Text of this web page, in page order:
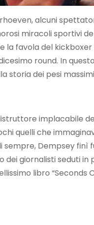
alcuni
miracoli sportivi
la favola del
round. In
storia dei pesi
implacabile
quelli che
sempre, Dempsey finì
dei giornalisti seduti in
libro “Seconds